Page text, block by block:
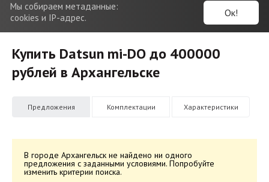
Мы собираем метаданные:
cookies и IP-адрес.
Ок!
Купить Datsun mi-DO до 400000
рублей в Архангельске
Предложения Комплектации Характеристики
В городе Архангельск не найдено ни одного
предложения с заданными условиями. Попробуйте
изменить критерии поиска.